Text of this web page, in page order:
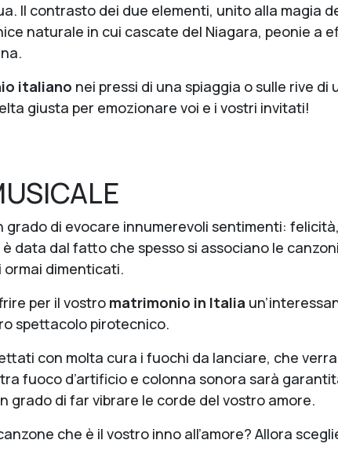
Il contrasto dei due elementi, unito alla magia
naturale in cui cascate del Niagara, peonie a
italiano nei pressi di una spiaggia o sulle rive
giusta per emozionare voi e i vostri invitati!
di evocare innumerevoli sentimenti:
data dal fatto che spesso si associano le
ormai dimenticati.
per il vostro matrimonio in Italia
spettacolo pirotecnico.
con molta cura i fuochi da lanciare, che
fuoco d’artificio e colonna sonora sarà
grado di far vibrare le corde del vostro amore.
che è il vostro inno all’amore? Allora